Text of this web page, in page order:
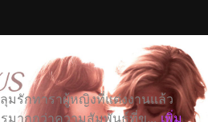
มรักทาราผู้หญิงที่แต่งงานแล้ว
รมากกว่าความสัมพันธ์ที่ข... เพิ่ม